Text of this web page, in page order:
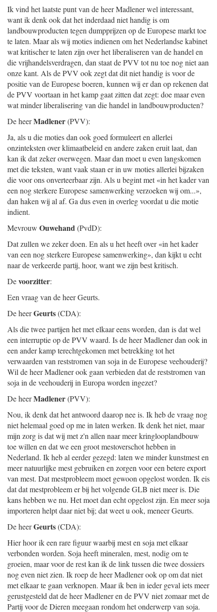
Ik vind het laatste punt van de heer Madlener wel interessant,
want ik denk ook dat het inderdaad niet handig is om
landbouwproducten tegen dumpprijzen op de Europese markt toe
te laten. Maar als wij moties indienen om het Nederlandse kabinet
wat kritischer te laten zijn over het liberaliseren van de handel en
die vrijhandelsverdragen, dan staat de PVV tot nu toe nog niet aan
onze kant. Als de PVV ook zegt dat dit niet handig is voor de
positie van de Europese boeren, kunnen wij er dan op rekenen dat
de PVV voortaan in het kamp gaat zitten dat zegt: doe maar even
wat minder liberalisering van die handel in landbouwproducten?
De heerMadlener(PVV):
Ja, als u die moties dan ook goed formuleert en allerlei
onzinteksten over klimaatbeleid en andere zaken eruit laat, dan
kan ik dat zeker overwegen. Maar dan moet u even langskomen
met die teksten, want vaak staan er in uw moties allerlei bijzaken
die voor ons onverteerbaar zijn. Als u begint met «in het kader van
een nog sterkere Europese samenwerking verzoeken wij om...»,
dan haken wij al af. Ga dus even in overleg voordat u die motie
indient.
Mevrouw Ouwehand(PvdD):
Dat zullen we zeker doen. En als u het heeft over «in het kader
van een nog sterkere Europese samenwerking», dan kijkt u echt
naar de verkeerde partij, hoor, want we zijn best kritisch.
Devoorzitter:
Een vraag van de heer Geurts.
De heerGeurts(CDA):
Als die twee partijen het met elkaar eens worden, dan is dat wel
een interruptie op de PVV waard. Is de heer Madlener dan ook in
een ander kamp terechtgekomen met betrekking tot het
verwaarden van reststromen van soja in de Europese veehouderij?
Wil de heer Madlener ook gaan verbieden dat de reststromen van
soja in de veehouderij in Europa worden ingezet?
De heerMadlener(PVV):
Nou, ik denk dat het antwoord daarop nee is. Ik heb de vraag nog
niet helemaal goed op me in laten werken. Ik denk het niet, maar
mijn zorg is dat wij met z'n allen naar meer kringlooplandbouw
toe willen en dat we een groot mestoverschot hebben in
Nederland. Ik heb al eerder gezegd: laten we minder kunstmest en
meer natuurlijke mest gebruiken en zorgen voor een betere export
van mest. Dat mestprobleem moet gewoon opgelost worden. Ik eis
dat dat mestprobleem er bij het volgende GLB niet meer is. Die
kans hebben we nu. Het moet dan echt opgelost zijn. En meer soja
importeren helpt daar niet bij; dat weet u ook, meneer Geurts.
De heerGeurts(CDA):
Hier hoor ik een rare figuur waarbij mest en soja met elkaar
verbonden worden. Soja heeft mineralen, mest, nodig om te
groeien, maar voor de rest kan ik de link tussen die twee dossiers
nog even niet zien. Ik roep de heer Madlener ook op om dat niet
met elkaar te gaan verknopen. Maar ik ben in ieder geval iets meer
gerustgesteld dat de heer Madlener en de PVV niet zomaar met de
Partij voor de Dieren meegaan rondom het onderwerp van soja.